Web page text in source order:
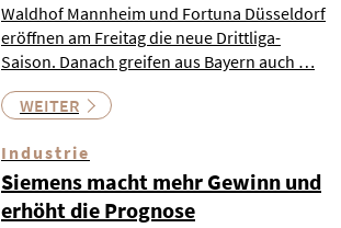
Waldhof Mannheim und Fortuna Düsseldorf
eröffnen am Freitag die neue Drittliga-
Saison. Danach greifen aus Bayern auch …
WEITER
Industrie
Siemens macht mehr Gewinn und
erhöht die Prognose